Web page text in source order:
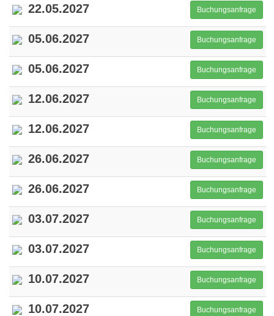
22.05.2027 Buchungsanfrage
05.06.2027 Buchungsanfrage
05.06.2027 Buchungsanfrage
12.06.2027 Buchungsanfrage
12.06.2027 Buchungsanfrage
26.06.2027 Buchungsanfrage
26.06.2027 Buchungsanfrage
03.07.2027 Buchungsanfrage
03.07.2027 Buchungsanfrage
10.07.2027 Buchungsanfrage
10.07.2027 Buchungsanfrage